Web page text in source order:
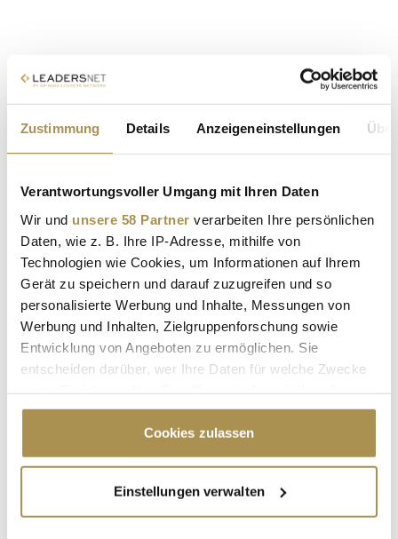
Zustimmung Details Anzeigeneinstellungen
Verantwortungsvoller Umgang mit Ihren Daten
Wir und unsere 58 Partner verarbeiten Ihre persönlichen
Daten, wie z. B. Ihre IP-Adresse, mithilfe von
Technologien wie Cookies, um Informationen auf Ihrem
Gerät zu speichern und darauf zuzugreifen und so
personalisierte Werbung und Inhalte, Messungen von
Werbung und Inhalten, Zielgruppenforschung sowie
Entwicklung von Angeboten zu ermöglichen. Sie
entscheiden darüber, wer Ihre Daten für welche Zwecke
Cookie-Erklärung oder durch Klicken auf das Privacy
Trigger Symbol ändern oder widerrufen
Informationen über Ihre geografische Lage
erfassen, welche bis auf einige Meter genau sein
Cookies zulassen
Einstellungen verwalten